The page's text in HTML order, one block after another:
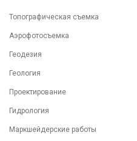
Топографическая съемка
Аэрофотосъемка
Геодезия
Геология
Проектирование
Гидрология
Маркшейдерские работы